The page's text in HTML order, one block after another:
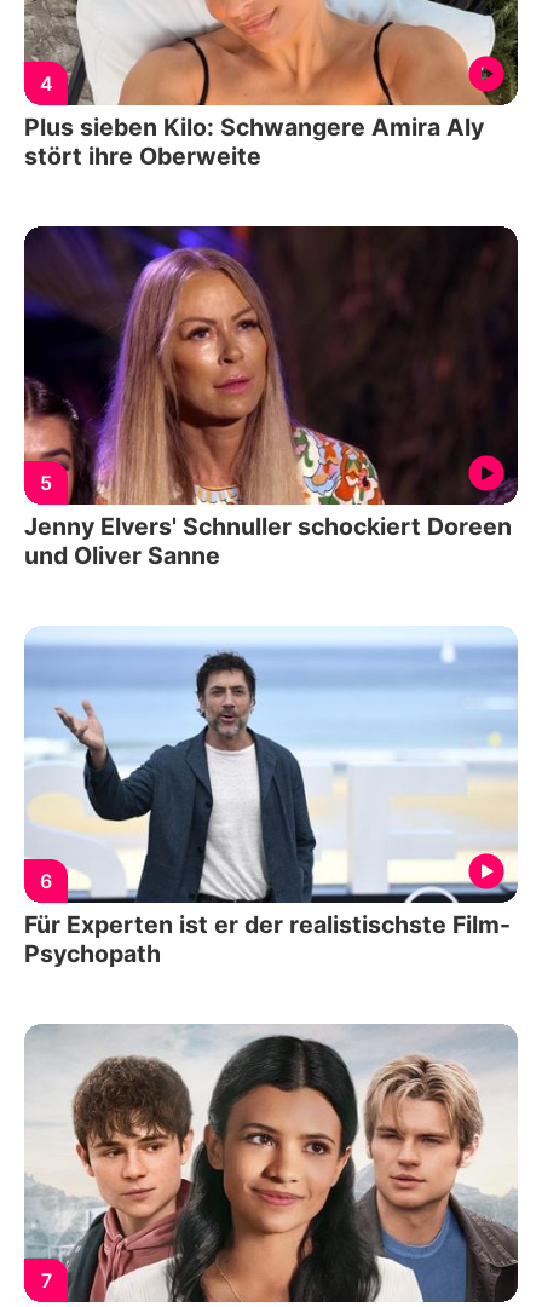
4
Plus sieben Kilo: Schwangere Amira Aly
stört ihre Oberweite
5
Jenny Elvers' Schnuller schockiert Doreen
und Oliver Sanne
6
Für Experten ist er der realistischste Film-
Psychopath
7